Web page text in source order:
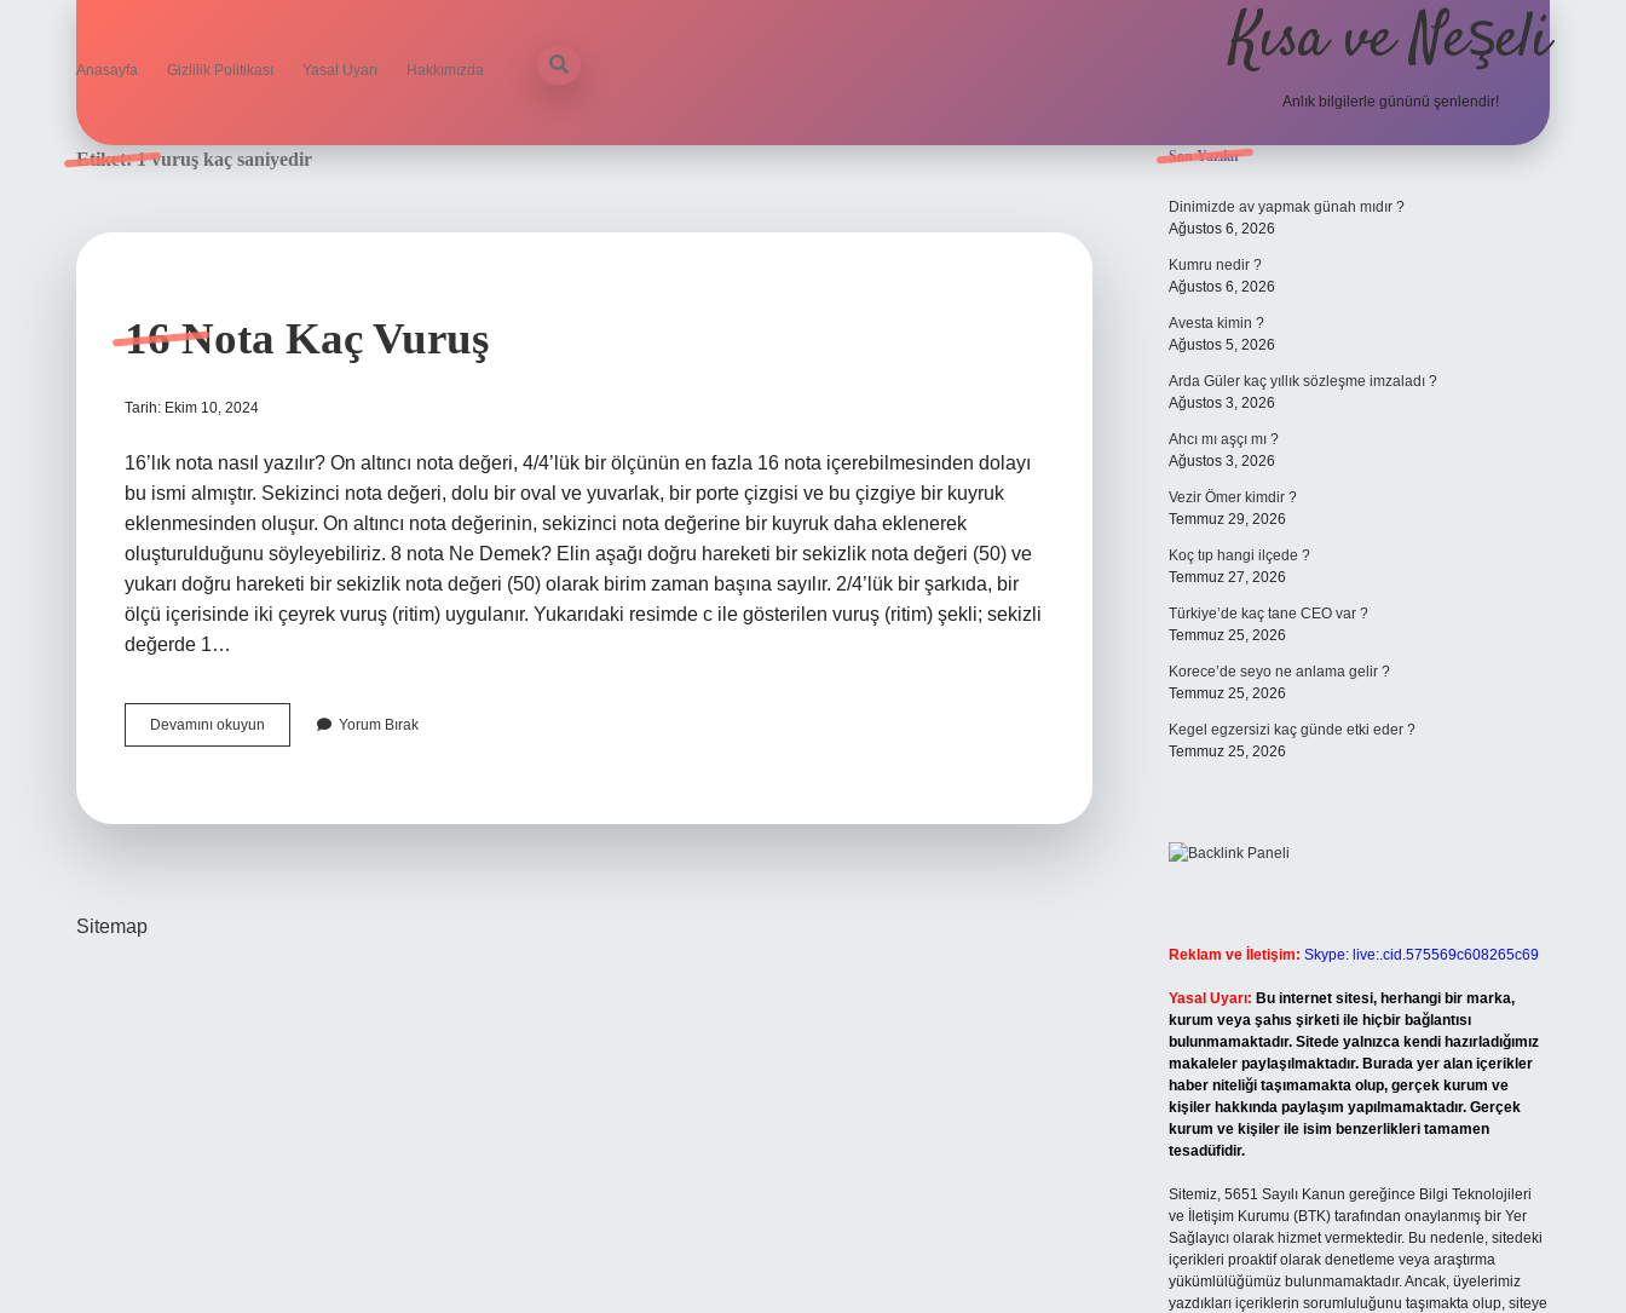
Anasayfa Gizlilik Politikası Yasal Uyarı Hakkımızda Kısa ve Neşeli
Anlık bilgilerle gününü şenlendir!
Etiket:1 vuruş kaç saniyedir
16 Nota Kaç Vuruş
Tarih: Ekim 10, 2024
16’lık nota nasıl yazılır? On altıncı nota değeri, 4/4’lük bir ölçünün en fazla 16 nota içerebilmesinden dolayı
bu ismi almıştır. Sekizinci nota değeri, dolu bir oval ve yuvarlak, bir porte çizgisi ve bu çizgiye bir kuyruk
eklenmesinden oluşur. On altıncı nota değerinin, sekizinci nota değerine bir kuyruk daha eklenerek
oluşturulduğunu söyleyebiliriz. 8 nota Ne Demek? Elin aşağı doğru hareketi bir sekizlik nota değeri (50) ve
yukarı doğru hareketi bir sekizlik nota değeri (50) olarak birim zaman başına sayılır. 2/4’lük bir şarkıda, bir
ölçü içerisinde iki çeyrek vuruş (ritim) uygulanır. Yukarıdaki resimde c ile gösterilen vuruş (ritim) şekli; sekizli
değerde 1…
Devamını okuyun
Nota
Yorum Bırak
Sitemap
Sidebar
Son Yazılar
Dinimizde av yapmak günah mıdır ?
Ağustos 6, 2026
Kumru nedir ?
Ağustos 6, 2026
Avesta kimin ?
Ağustos 5, 2026
Arda Güler kaç yıllık sözleşme imzaladı ?
Ağustos 3, 2026
Ahcı mı aşçı mı ?
Ağustos 3, 2026
Vezir Ömer kimdir ?
Temmuz 29, 2026
Koç tıp hangi ilçede ?
Temmuz 27, 2026
Türkiye’de kaç tane CEO var ?
Temmuz 25, 2026
Korece’de seyo ne anlama gelir ?
Temmuz 25, 2026
Kegel egzersizi kaç günde etki eder ?
Temmuz 25, 2026
Reklam ve İletişim: Skype: live:.cid.575569c608265c69
Yasal Uyarı: Bu internet sitesi, herhangi bir marka,
kurum veya şahıs şirketi ile hiçbir bağlantısı
bulunmamaktadır. Sitede yalnızca kendi hazırladığımız
makaleler paylaşılmaktadır. Burada yer alan içerikler
haber niteliği taşımamakta olup, gerçek kurum ve
kişiler hakkında paylaşım yapılmamaktadır. Gerçek
kurum ve kişiler ile isim benzerlikleri tamamen
tesadüfidir.
Sitemiz, 5651 Sayılı Kanun gereğince Bilgi Teknolojileri
ve İletişim Kurumu (BTK) tarafından onaylanmış bir Yer
Sağlayıcı olarak hizmet vermektedir. Bu nedenle, sitedeki
içerikleri proaktif olarak denetleme veya araştırma
yükümlülüğümüz bulunmamaktadır. Ancak, üyelerimiz
yazdıkları içeriklerin sorumluluğunu taşımakta olup, siteye